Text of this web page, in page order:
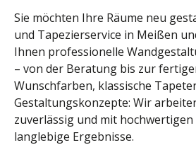
Sie möchten Ihre Räume neu
und Tapezierservice in Meißen
Ihnen professionelle
– von der Beratung bis zur
Wunschfarben, klassische
Gestaltungskonzepte: Wir
zuverlässig und mit
langlebige Ergebnisse.